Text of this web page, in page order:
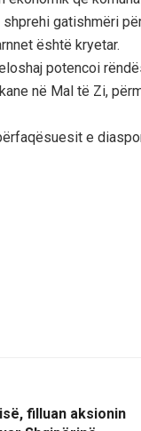
gatishmëri
është kryetar.
potencoi
në Mal të Zi,
e
filluan aksionin